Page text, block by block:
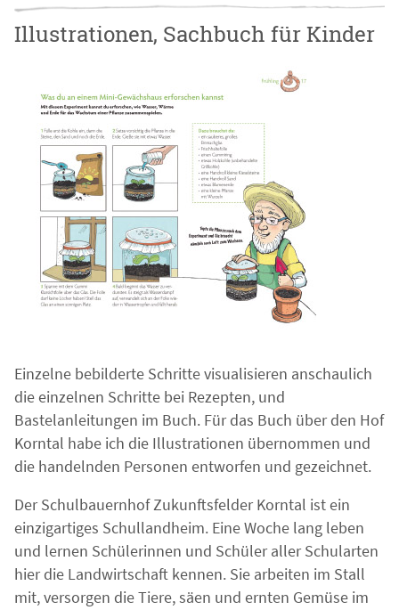
Illustrationen, Sachbuch für Kinder
Einzelne bebilderte Schritte visualisieren anschaulich
die einzelnen Schritte bei Rezepten, und
Bastelanleitungen im Buch. Für das Buch über den Hof
Korntal habe ich die Illustrationen übernommen und
die handelnden Personen entworfen und gezeichnet.
Der Schulbauernhof Zukunftsfelder Korntal ist ein
einzigartiges Schullandheim. Eine Woche lang leben
und lernen Schülerinnen und Schüler aller Schularten
hier die Landwirtschaft kennen. Sie arbeiten im Stall
mit, versorgen die Tiere, säen und ernten Gemüse im